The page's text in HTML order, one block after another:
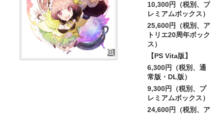
10,300円（税別、プ
レミアムボックス）
25,600円（税別、ア
トリエ20周年ボック
ス）
【PS Vita版】
6,300円（税別、通
常版・DL版）
9,300円（税別、プ
レミアムボックス）
24,600円（税別、ア